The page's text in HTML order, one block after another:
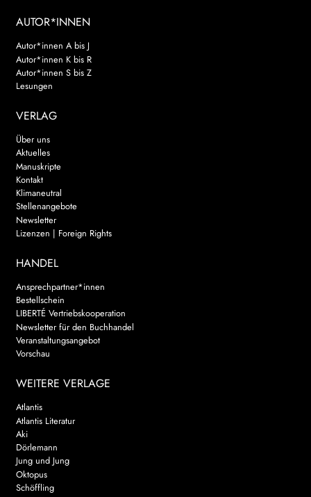
AUTOR*INNEN
Autor*innen A bis J
Autor*innen K bis R
Autor*innen S bis Z
Lesungen
VERLAG
Über uns
Aktuelles
Manuskripte
Kontakt
Klimaneutral
Stellenangebote
Newsletter
Lizenzen | Foreign Rights
HANDEL
Ansprechpartner*innen
Bestellschein
LIBERTÉ Vertriebskooperation
Newsletter für den Buchhandel
Veranstaltungsangebot
Vorschau
WEITERE VERLAGE
Atlantis
Atlantis Literatur
Aki
Dörlemann
Jung und Jung
Oktopus
Schöffling